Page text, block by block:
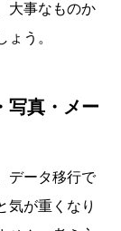
大事なものか
う。
写真・メー
データ移行で
気が重くなり